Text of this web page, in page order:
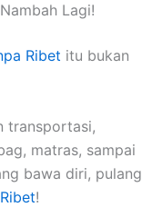
Lagi!
Ribet itu bukan
transportasi,
matras, sampai
bawa diri, pulang
!